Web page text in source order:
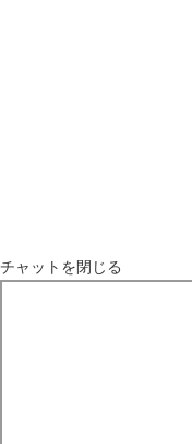
チャットを閉じる